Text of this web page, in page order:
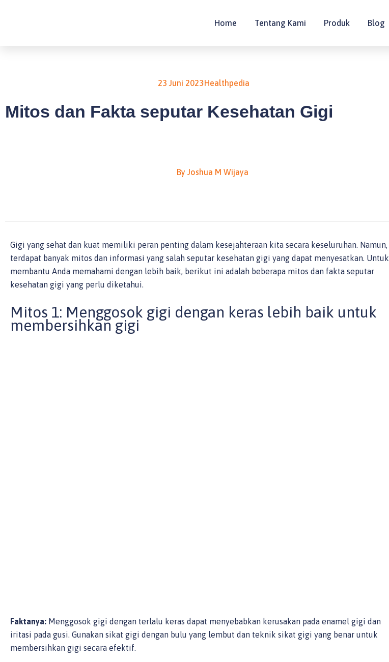
Home Tentang Kami Produk Blog
23 Juni 2023Healthpedia
Mitos dan Fakta seputar Kesehatan Gigi
By Joshua M Wijaya
Gigi yang sehat dan kuat memiliki peran penting dalam kesejahteraan kita secara keseluruhan. Namun,
terdapat banyak mitos dan informasi yang salah seputar kesehatan gigi yang dapat menyesatkan. Untuk
membantu Anda memahami dengan lebih baik, berikut ini adalah beberapa mitos dan fakta seputar
kesehatan gigi yang perlu diketahui.
Mitos 1: Menggosok gigi dengan keras lebih baik untuk
membersihkan gigi
Faktanya: Menggosok gigi dengan terlalu keras dapat menyebabkan kerusakan pada enamel gigi dan
iritasi pada gusi. Gunakan sikat gigi dengan bulu yang lembut dan teknik sikat gigi yang benar untuk
membersihkan gigi secara efektif.